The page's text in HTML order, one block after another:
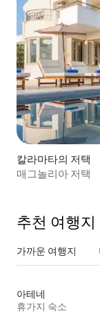
칼라마타의 저택
매그놀리아 저택
추천 여행지
가까운 여행지
아테네
휴가지 숙소